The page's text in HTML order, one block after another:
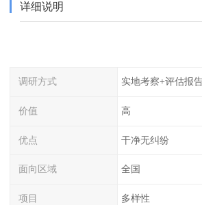
详细说明
调研方式 实地考察+评估报
价值 高
优点 干净无纠纷
面向区域 全国
项目 多样性